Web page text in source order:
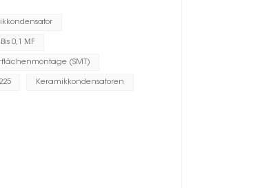
0,1 ΜF
(SMT)
Keramikkondensatoren